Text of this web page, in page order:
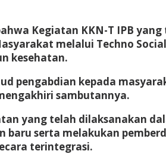
Kegiatan KKN-T IPB yang
melalui Techno
kesehatan.
pengabdian kepada
sambutannya.
yang telah dilaksanakan
baru serta melakukan
terintegrasi.